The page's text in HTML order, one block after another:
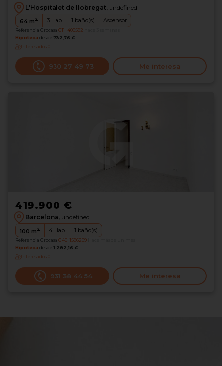
L'Hospitalet de llobregat, undefined
64 m2 3 Hab. 1 baño(s) Ascensor
Referencia Grocasa G11_400592
Hipoteca desde 732,76 €
Interesados0
930 27 49 73 Me interesa
419.900 €
Barcelona, undefined
100 m2 4 Hab. 1 baño(s)
Referencia Grocasa G40_1596209
Hipoteca desde 1.282,16 €
Interesados0
931 38 44 54 Me interesa